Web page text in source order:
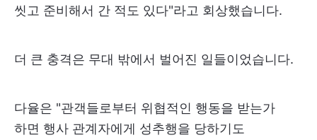
씻고 준비해서 간 적도 있다"라고 회상했습니다.
더 큰 충격은 무대 밖에서 벌어진 일들이었습니다.
다율은 "관객들로부터 위협적인 행동을 받는가
하면 행사 관계자에게 성추행을 당하기도